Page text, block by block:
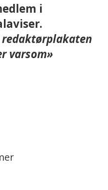
i
redaktørplakaten
varsom»